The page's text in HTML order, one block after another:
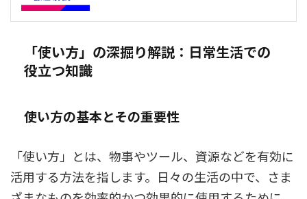
「使い方」の深掘り解説：日常生活での
役立つ知識
使い方の基本とその重要性
「使い方」とは、物事やツール、資源などを有効に
活用する方法を指します。日々の生活の中で、さま